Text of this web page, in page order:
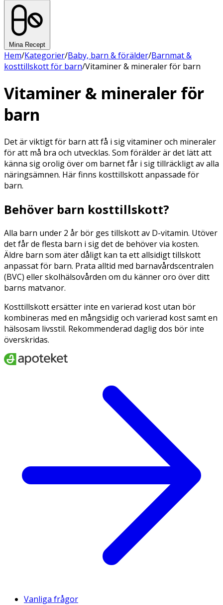
Mina Recept
Hem/Kategorier/Baby, barn & förälder/Barnmat &
kosttillskott för barn/Vitaminer & mineraler för barn
Vitaminer & mineraler för
barn
Det är viktigt för barn att få i sig vitaminer och mineraler
för att må bra och utvecklas. Som förälder är det lätt att
känna sig orolig över om barnet får i sig tillräckligt av alla
näringsämnen. Här finns kosttillskott anpassade för
barn.
Behöver barn kosttillskott?
Alla barn under 2 år bör ges tillskott av D-vitamin. Utöver
det får de flesta barn i sig det de behöver via kosten.
Äldre barn som äter dåligt kan ta ett allsidigt tillskott
anpassat för barn. Prata alltid med barnavårdscentralen
(BVC) eller skolhälsovården om du känner oro över ditt
barns matvanor.
Kosttillskott ersätter inte en varierad kost utan bör
kombineras med en mångsidig och varierad kost samt en
hälsosam livsstil. Rekommenderad daglig dos bör inte
överskridas.
Vanliga frågor